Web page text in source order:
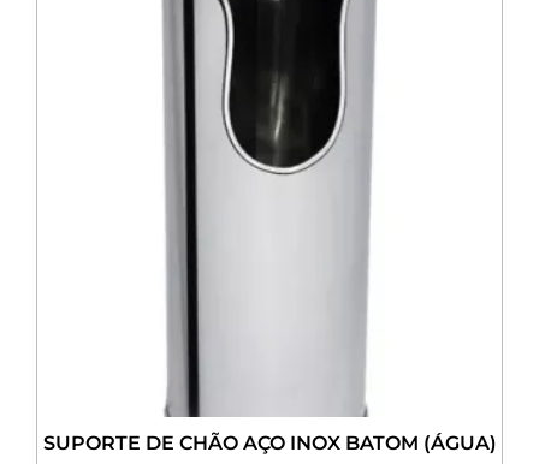
SUPORTE DE CHÃO AÇO INOX BATOM (ÁGUA)